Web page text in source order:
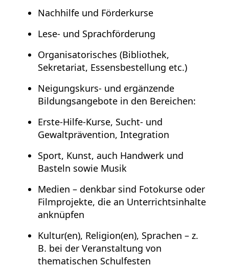
Nachhilfe und Förderkurse
Lese- und Sprachförderung
Organisatorisches (Bibliothek,
Sekretariat, Essensbestellung etc.)
Neigungskurs- und ergänzende
Bildungsangebote in den Bereichen:
Erste-Hilfe-Kurse, Sucht- und
Gewaltprävention, Integration
Sport, Kunst, auch Handwerk und
Basteln sowie Musik
Medien – denkbar sind Fotokurse oder
Filmprojekte, die an Unterrichtsinhalte
anknüpfen
Kultur(en), Religion(en), Sprachen – z.
B. bei der Veranstaltung von
thematischen Schulfesten